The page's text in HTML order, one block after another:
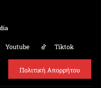
Youtube Tiktok
Πολιτική Απορρήτου